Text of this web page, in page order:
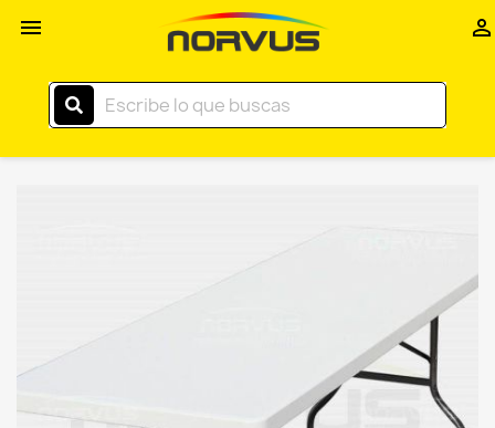
 
Comercial